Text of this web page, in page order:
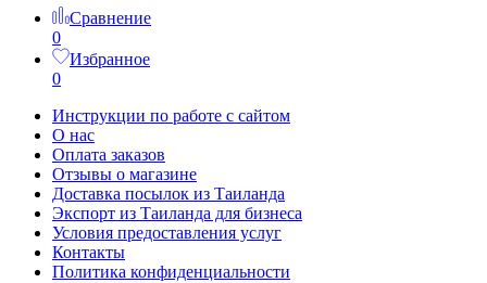
Сравнение
0
Избранное
0
Инструкции по работе с сайтом
О нас
Оплата заказов
Отзывы о магазине
Доставка посылок из Таиланда
Экспорт из Таиланда для бизнеса
Условия предоставления услуг
Контакты
Политика конфиденциальности